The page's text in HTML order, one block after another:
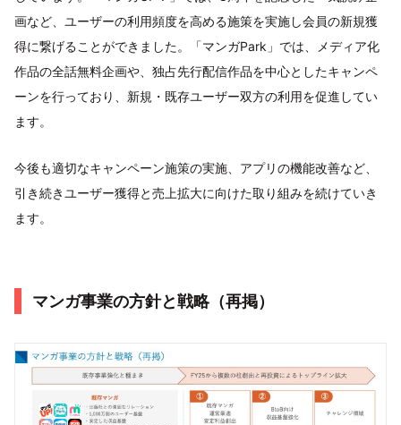
画など、ユーザーの利用頻度を高める施策を実施し会員の新規獲
得に繋げることができました。「マンガPark」では、メディア化
作品の全話無料企画や、独占先行配信作品を中心としたキャンペ
ーンを行っており、新規・既存ユーザー双方の利用を促進してい
ます。
今後も適切なキャンペーン施策の実施、アプリの機能改善など、
引き続きユーザー獲得と売上拡大に向けた取り組みを続けていき
ます。
マンガ事業の方針と戦略（再掲）